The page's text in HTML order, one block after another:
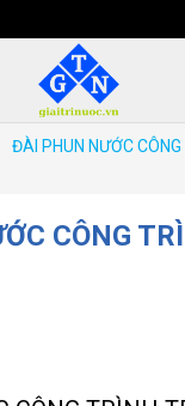
ĐÀI PHUN NƯỚC
CÔNG